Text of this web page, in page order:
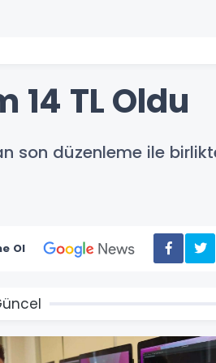
14 TL Oldu
son düzenleme ile
Ol